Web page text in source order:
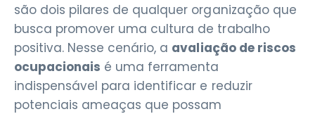
são dois pilares de qualquer organização que
busca promover uma cultura de trabalho
positiva. Nesse cenário, a avaliação de riscos
ocupacionais é uma ferramenta
indispensável para identificar e reduzir
potenciais ameaças que possam